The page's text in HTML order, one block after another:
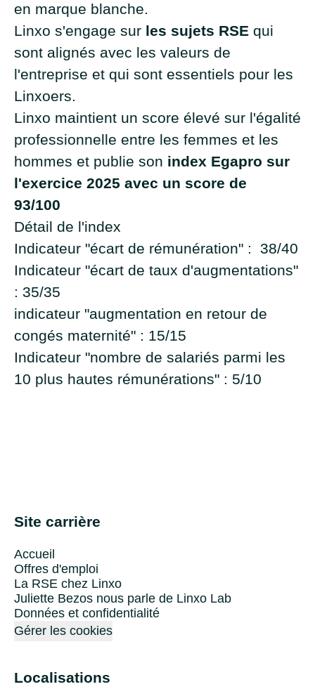
en marque blanche.
Linxo s'engage sur les sujets RSE qui
sont alignés avec les valeurs de
l'entreprise et qui sont essentiels pour les
Linxoers.
Linxo maintient un score élevé sur l'égalité
professionnelle entre les femmes et les
hommes et publie son index Egapro sur
l'exercice 2025 avec un score de
93/100
Détail de l'index
Indicateur "écart de rémunération" : 38/40
Indicateur "écart de taux d'augmentations"
: 35/35
indicateur "augmentation en retour de
congés maternité" : 15/15
Indicateur "nombre de salariés parmi les
10 plus hautes rémunérations" : 5/10
Site carrière
Accueil
Offres d'emploi
La RSE chez Linxo
Juliette Bezos nous parle de Linxo Lab
Données et confidentialité
Gérer les cookies
Localisations